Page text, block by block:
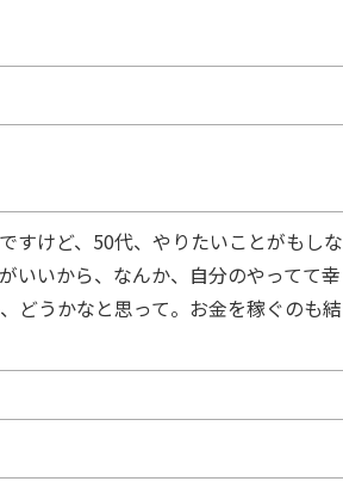
けど、50代、やりたいことがもしな
いいから、なんか、自分のやってて幸
どうかなと思って。お金を稼ぐのも結